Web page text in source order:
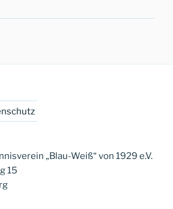
„Blau-Weiß“ von 1929 e.V.
15